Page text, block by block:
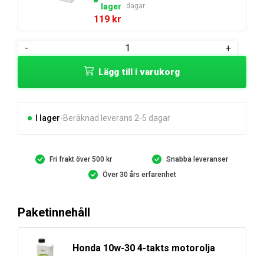
lager
dagar
119 kr
-
Honda
EU22i
mängd
+
Lägg till i varukorg
I lager Beräknad leverans 2-5 dagar
Fri frakt över 500 kr
Snabba leveranser
Över 30 års erfarenhet
Paketinnehåll
Honda 10w-30 4-takts motorolja